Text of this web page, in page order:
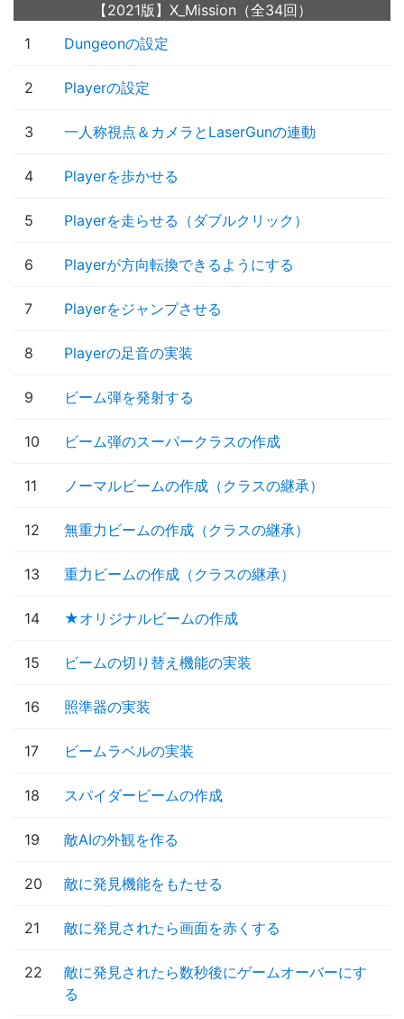
【2021版】X_Mission（全34回）
1
Dungeonの設定
2 Playerの設定
3 一人称視点＆カメラとLaserGunの連動
4 Playerを歩かせる
5 Playerを走らせる（ダブルクリック）
6 Playerが方向転換できるようにする
7 Playerをジャンプさせる
8 Playerの足音の実装
9 ビーム弾を発射する
10 ビーム弾のスーパークラスの作成
11 ノーマルビームの作成（クラスの継承）
12 無重力ビームの作成（クラスの継承）
13 重力ビームの作成（クラスの継承）
14 ★オリジナルビームの作成
15 ビームの切り替え機能の実装
16 照準器の実装
17 ビームラベルの実装
18 スパイダービームの作成
19 敵AIの外観を作る
20 敵に発見機能をもたせる
21 敵に発見されたら画面を赤くする
22
敵に発見されたら数秒後にゲームオーバーにす
る